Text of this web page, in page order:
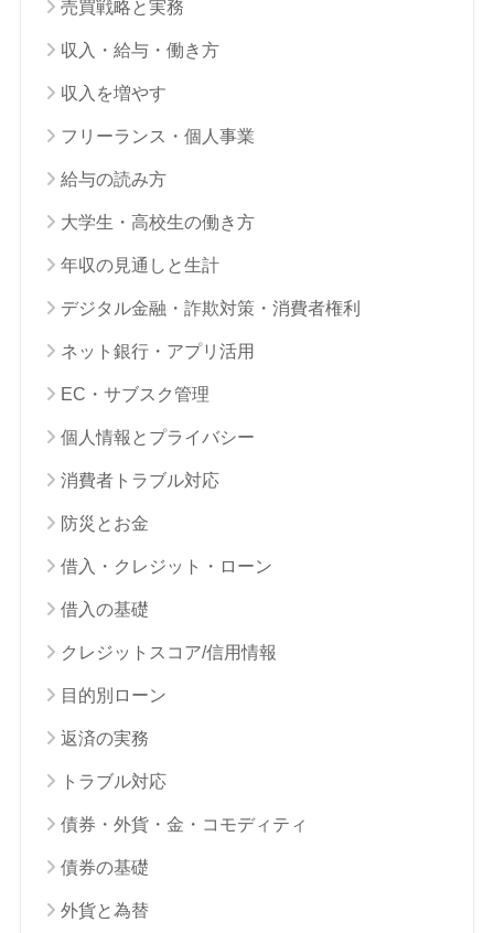
売買戦略と実務
収入・給与・働き方
収入を増やす
フリーランス・個人事業
給与の読み方
大学生・高校生の働き方
年収の見通しと生計
デジタル金融・詐欺対策・消費者権利
ネット銀行・アプリ活用
EC・サブスク管理
個人情報とプライバシー
消費者トラブル対応
防災とお金
借入・クレジット・ローン
借入の基礎
クレジットスコア/信用情報
目的別ローン
返済の実務
トラブル対応
債券・外貨・金・コモディティ
債券の基礎
外貨と為替